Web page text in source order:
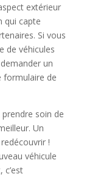
extérieur
qui capte
Si vous
de véhicules
un
formulaire de
soin de
Un
!
véhicule
c’est